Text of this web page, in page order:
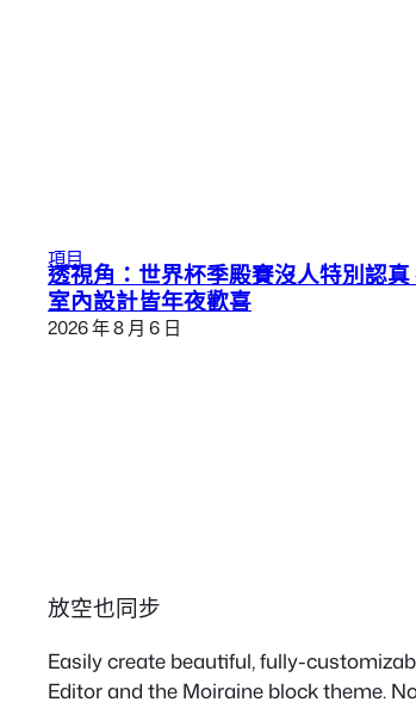
項目
透視角：世界杯季殿賽沒人特別認
室內設計皆年夜歡喜
2026 年 8 月 6 日
放空也同步
Easily create beautiful, fully-
Editor and the Moiraine block theme.